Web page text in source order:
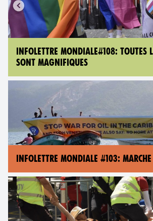
INFOLETTRE MONDIALE#108: TOUTES
SONT MAGNIFIQUES
INFOLETTRE MONDIALE #103: